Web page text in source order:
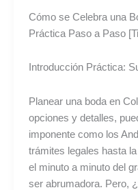
Cómo se Celebra una
Práctica Paso a Paso
Introducción Práctica:
Planear una boda en
opciones y detalles,
imponente como los
trámites legales hasta
el minuto a minuto del
ser abrumadora. Pero,